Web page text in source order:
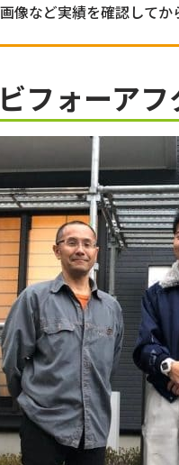
像など実績を確認して
フォーア